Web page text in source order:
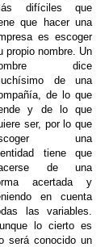
difíciles que
que hacer una
es escoger
propio nombre. Un
dice
de una
de lo que
y de lo que
ser, por lo que
una
tiene que
de una
acertada y
en cuenta
las variables.
lo cierto es
será conocido un